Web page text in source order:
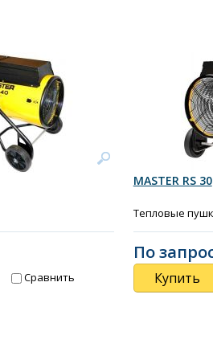
Сравнить
MASTER RS 30
Тепловые
По
Купить